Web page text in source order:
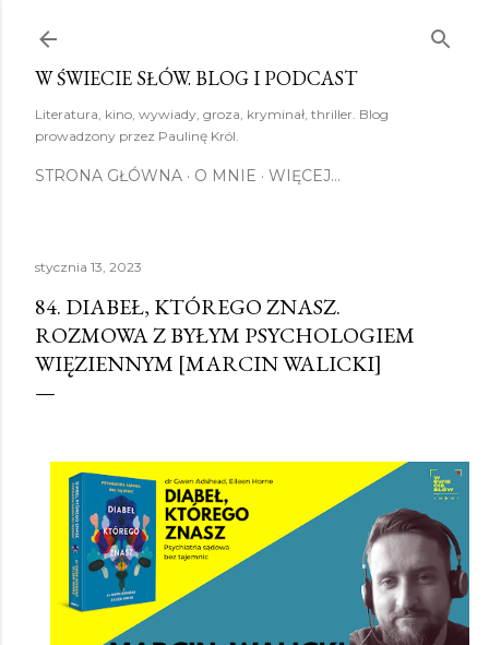
W ŚWIECIE SŁÓW. BLOG I PODCAST
Literatura, kino, wywiady, groza, kryminał, thriller. Blog
prowadzony przez Paulinę Król.
STRONA GŁÓWNA O MNIE WIĘCEJ…
stycznia 13, 2023
84. DIABEŁ, KTÓREGO ZNASZ.
ROZMOWA Z BYŁYM PSYCHOLOGIEM
WIĘZIENNYM [MARCIN WALICKI]